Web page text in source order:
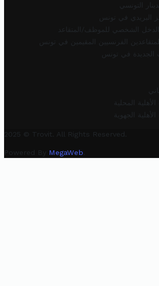
التونسي
البريدي في تونس
الشخصي للموظف/المتقاعد
الفرنسيين المقيمين في تونس
الجديدة في تونس
المحلية
الجهوية
2025 © Trovit. All Rights Reserved.
Powered By MegaWeb